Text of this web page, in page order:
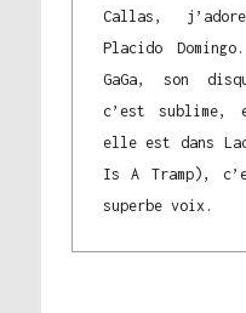
Callas,
Placido
GaGa, son
c’est sublime,
elle est dans
Is A Tramp),
superbe voix.